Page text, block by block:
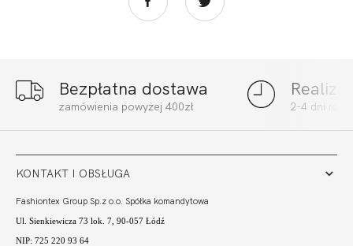
CALIFORNIA SOFT
FULL CUP FUKSJA
CALIFORNIA BRA
Bezpłatna dostawa
zamówienia powyżej 400zł 2-4 dni
KONTAKT I OBSŁUGA
Fashiontex Group Sp.z o.o. Spółka komandytowa
Ul. Sienkiewicza 73 lok. 7, 90-057 Łódź
NIP: 725 220 93 64